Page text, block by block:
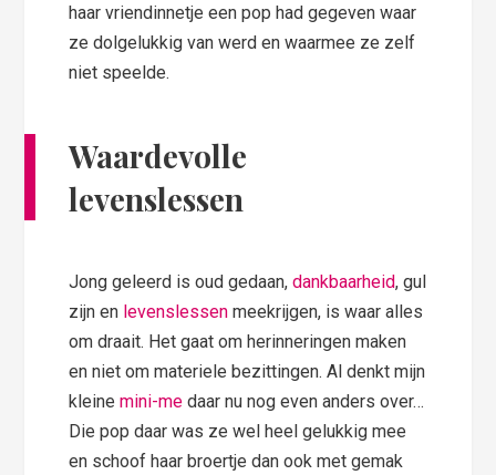
haar vriendinnetje een pop had gegeven waar
ze dolgelukkig van werd en waarmee ze zelf
niet speelde.
Waardevolle
levenslessen
Jong geleerd is oud gedaan,dankbaarheid, gul
zijn en levenslessenmeekrijgen, is waar alles
om draait. Het gaat om herinneringen maken
en niet om materiele bezittingen. Al denkt mijn
kleinemini-me daar nu nog even anders over…
Die pop daar was ze wel heel gelukkig mee
en schoof haar broertje dan ook met gemak